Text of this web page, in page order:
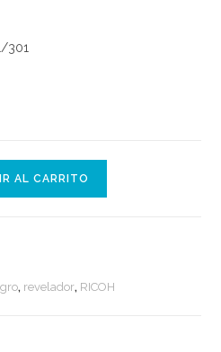
301
AL CARRITO
, revelador, RICOH